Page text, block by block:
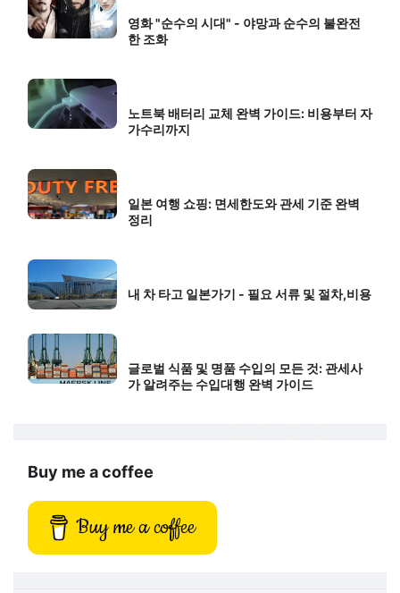
영화 "순수의 시대" - 야망과 순수의 불완전
한 조화
노트북 배터리 교체 완벽 가이드: 비용부터 자
가수리까지
일본 여행 쇼핑: 면세한도와 관세 기준 완벽
정리
내 차 타고 일본가기 - 필요 서류 및 절차,비용
글로벌 식품 및 명품 수입의 모든 것: 관세사
가 알려주는 수입대행 완벽 가이드
Buy me a coffee
Buy me a coffee